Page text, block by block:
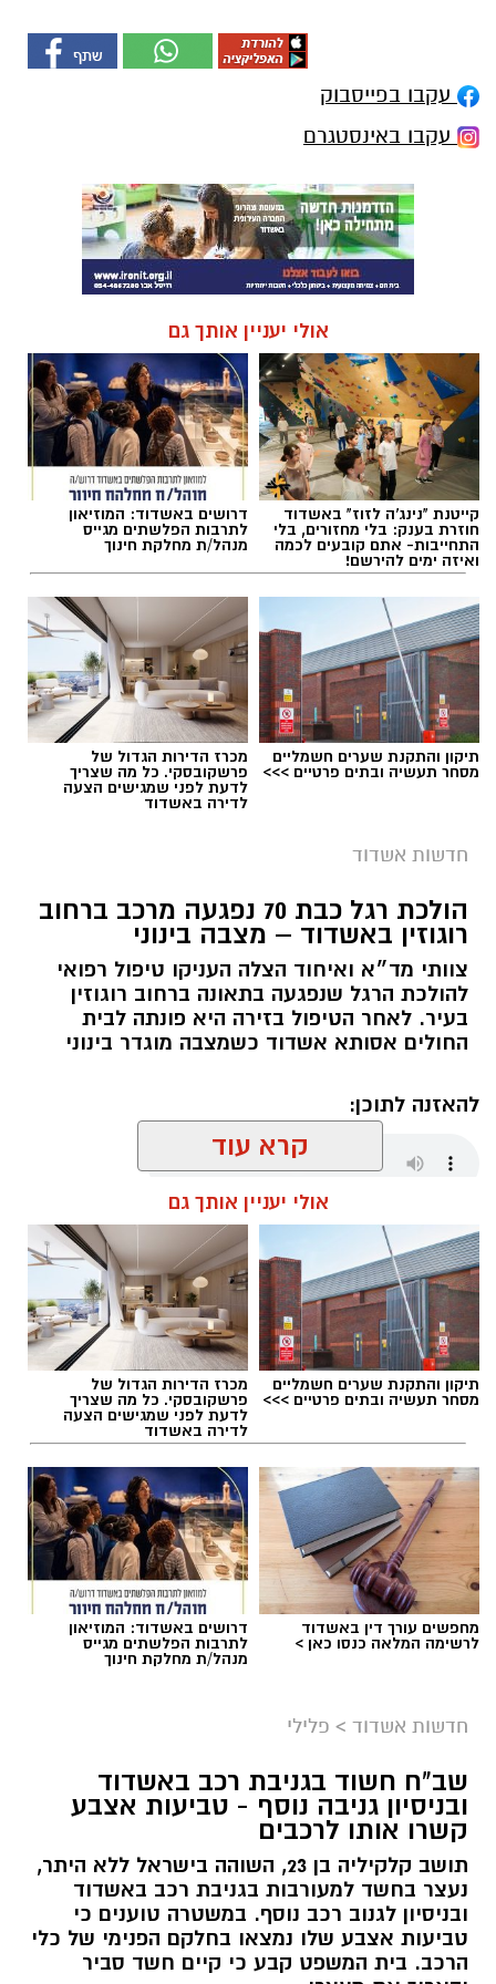
עקבו בפייסבוק
עקבו באינסטגרם
אולי יעניין אותך גם
קייטנת "נינג'ה לזוז" באשדוד
חוזרת בענק: בלי מחזורים, בלי
התחייבות- אתם קובעים לכמה
ואיזה ימים להירשם!
דרושים באשדוד: המוזיאון
לתרבות הפלשתים מגייס
מנהל/ת מחלקת חינוך
תיקון והתקנת שערים חשמליים
מסחר תעשיה ובתים פרטיים >>>
מכרז הדירות הגדול של
פרשקובסקי. כל מה שצריך
לדעת לפני שמגישים הצעה
לדירה באשדוד
חדשות אשדוד
הולכת רגל כבת 70 נפגעה מרכב ברחוב
רוגוזין באשדוד – מצבה בינוני
צוותי מד״א ואיחוד הצלה העניקו טיפול רפואי
להולכת הרגל שנפגעה בתאונה ברחוב רוגוזין
בעיר. לאחר הטיפול בזירה היא פונתה לבית
החולים אסותא אשדוד כשמצבה מוגדר בינוני
להאזנה לתוכן:
עופר אשטוקר / 11:48 09.08.26
תגים:תאונת דרכים באשדוד
צילום: דוברות איחוד הצלה
הולכת רגל כבת 70 נפצעה היום (ראשון) באורח
בינוני לאחר שנפגעה מרכב ברחוב רוגוזין באשדוד.
צוותי הרפואה של מד״א ואיחוד הצלה הוזעקו
למקום והעניקו לה טיפול רפואי ראשוני בזירת
התאונה. לאחר מכן היא פונתה להמשך טיפול בבית
קרא עוד
אולי יעניין אותך גם
תיקון והתקנת שערים חשמליים
מסחר תעשיה ובתים פרטיים >>>
מכרז הדירות הגדול של
פרשקובסקי. כל מה שצריך
לדעת לפני שמגישים הצעה
לדירה באשדוד
מחפשים עורך דין באשדוד
לרשימה המלאה כנסו כאן >
דרושים באשדוד: המוזיאון
לתרבות הפלשתים מגייס
מנהל/ת מחלקת חינוך
חדשות אשדוד > פלילי
שב"ח חשוד בגניבת רכב באשדוד
ובניסיון גניבה נוסף - טביעות אצבע
קשרו אותו לרכבים
תושב קלקיליה בן 23, השוהה בישראל ללא היתר,
נעצר בחשד למעורבות בגניבת רכב באשדוד
ובניסיון לגנוב רכב נוסף. במשטרה טוענים כי
טביעות אצבע שלו נמצאו בחלקם הפנימי של כלי
הרכב. בית המשפט קבע כי קיים חשד סביר